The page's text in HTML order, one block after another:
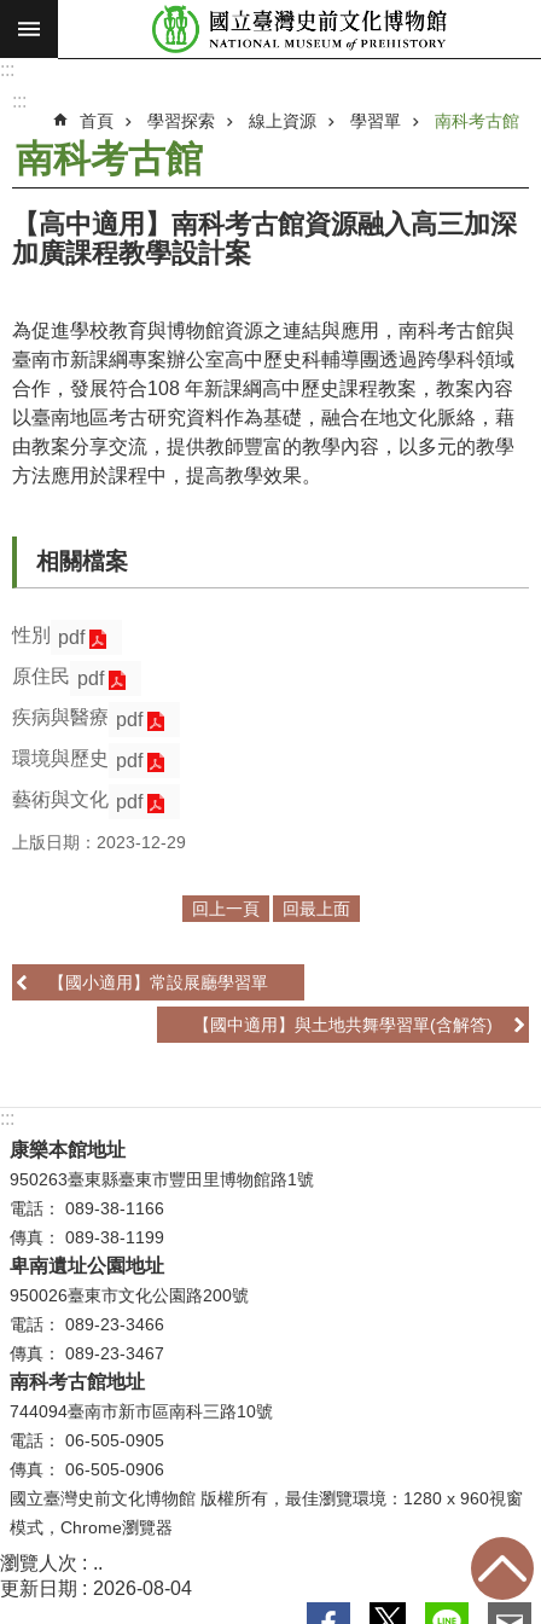
跳到主要內容區塊
搜
願
景
使
命
新
消
息
參
觀
學
探
索
認
識
們
性
區
友
善
措
施
服
務
服
務
信
箱
網
站
導
:::
:::
首頁 學習探索 線上資源 學習單 南科考古館
南科考古館
【高中適用】南科考古館資源融入高三加深
加廣課程教學設計案
為促進學校教育與博物館資源之連結與應用，南科考古館與
臺南市新課綱專案辦公室高中歷史科輔導團透過跨學科領域
合作，發展符合108 年新課綱高中歷史課程教案，教案內容
以臺南地區考古研究資料作為基礎，融合在地文化脈絡，藉
由教案分享交流，提供教師豐富的教學內容，以多元的教學
方法應用於課程中，提高教學效果。
相關檔案
性別
pdf
原住民 pdf
疾病與醫療 pdf
環境與歷史 pdf
藝術與文化 pdf
上版日期：2023-12-29
回上一頁 回最上面
【國小適用】常設展廳學習單
【國中適用】與土地共舞學習單(含解答)
:::
康樂本館地址
950263臺東縣臺東市豐田里博物館路1號
電話： 089-38-1166
傳真： 089-38-1199
卑南遺址公園地址
950026臺東市文化公園路200號
電話： 089-23-3466
傳真： 089-23-3467
南科考古館地址
744094臺南市新市區南科三路10號
電話： 06-505-0905
傳真： 06-505-0906
國立臺灣史前文化博物館 版權所有，最佳瀏覽環境：1280 x 960視窗
模式，Chrome瀏覽器
瀏覽人次
..
更新日期
2026-08-04